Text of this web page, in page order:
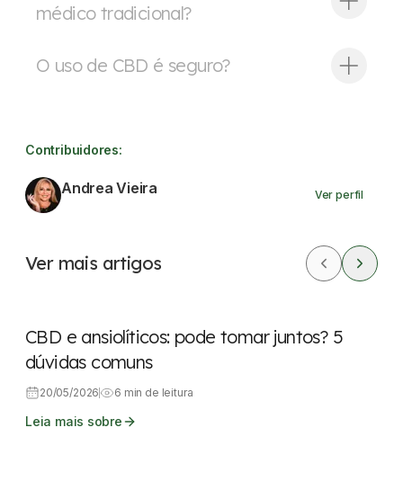
médico tradicional?
O uso de CBD é seguro?
Contribuidores:
Andrea Vieira Ver perfil
Ver mais artigos
CBD Saúde mental Cannabis Medicinal
CBD e ansiolíticos: pode tomar juntos? 5
dúvidas comuns
20/05/2026 6 min de leitura
Leia mais sobre